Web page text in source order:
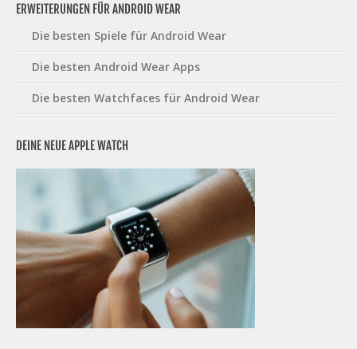
ERWEITERUNGEN FÜR ANDROID WEAR
Die besten Spiele für Android Wear
Die besten Android Wear Apps
Die besten Watchfaces für Android Wear
DEINE NEUE APPLE WATCH